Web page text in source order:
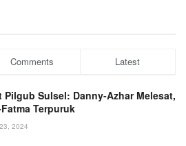
Comments Latest
Pilgub Sulsel: Danny-Azhar Melesat,
Terpuruk
2024